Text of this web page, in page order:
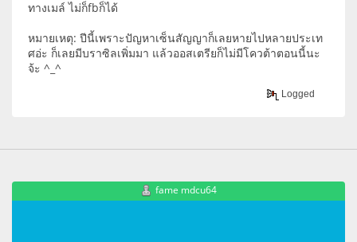
ทางเมล์ ไม่ก็fbก็ได้
หมายเหตุ: ปีนี้เพราะปัญหาเซ็นสัญญาก็เลยหายไปหลายประเท
ศอ่ะ ก็เลยมีบราซิลเพิ่มมา แล้วออสเตรียก็ไม่มีโควต้าตอนนี้นะ
จ้ะ ^_^
Logged
fame mdcu64